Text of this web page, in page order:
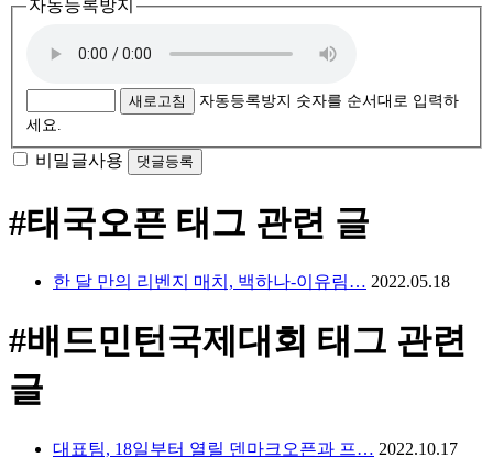
자동등록방지
새로고침
자동등록방지 숫자를 순서대로 입력하
세요.
비밀글사용
#태국오픈 태그 관련 글
한 달 만의 리벤지 매치, 백하나-이유림… 2022.05.18
#배드민턴국제대회 태그 관련
글
대표팀, 18일부터 열릴 덴마크오픈과 프… 2022.10.17